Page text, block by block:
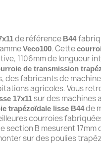
de référence B44
Veco100. Cette
1106mm de longueur
de transmission
des fabricants de
agricoles. Vous
17x11 sur des machines
trapézoïdale lisse B44de
courroies
B mesurent 17mm
sur des poulies